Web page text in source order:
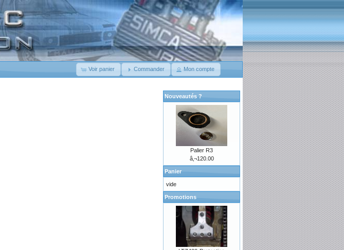
Voir panier Commander Mon compte
Nouveautés ?
Palier R3
â‚¬120.00
Panier
vide
Promotions